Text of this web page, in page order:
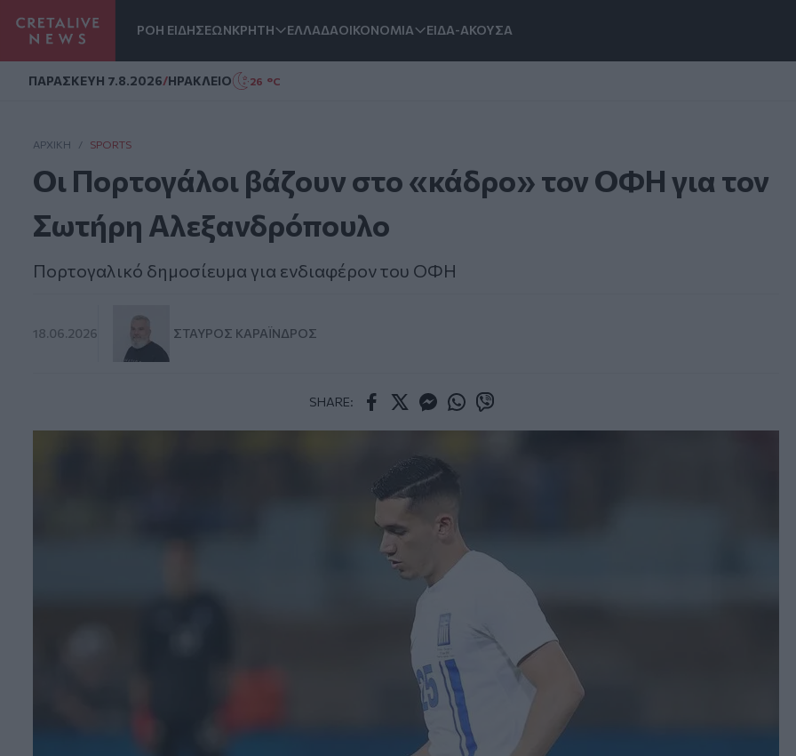
ΡΟΗ ΕΙΔΗΣΕΩΝΚΡΗΤΗ ΕΛΛΑΔΑΟΙΚΟΝΟΜΙΑ ΕΙΔΑ-ΑΚΟΥΣΑ
ΠΑΡΑΣΚΕΥΗ 7.8.2026/ΗΡΑΚΛΕΙΟ 26 °C
ΑΡΧΙΚΗ / SPORTS
Οι Πορτογάλοι βάζουν στο «κάδρο» τον ΟΦΗ για τον
Σωτήρη Αλεξανδρόπουλο
Πορτογαλικό δημοσίευμα για ενδιαφέρον του ΟΦΗ
18.06.2026 ΣΤΑΎΡΟΣ ΚΑΡΑΪ́ΝΔΡΟΣ
SHARE: